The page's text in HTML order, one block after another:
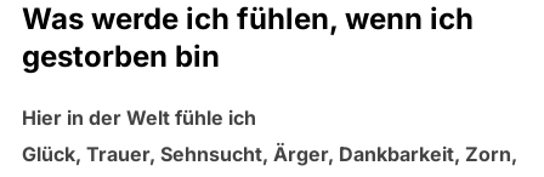
Was werde ich fühlen, wenn ich
gestorben bin
Hier in der Welt fühle ich
Glück, Trauer, Sehnsucht, Ärger, Dankbarkeit, Zorn,